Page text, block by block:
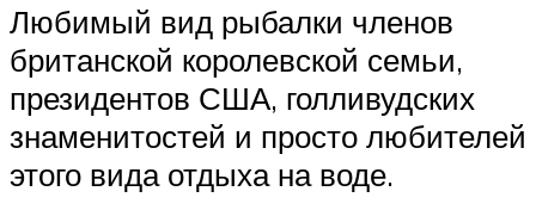
Любимый вид рыбалки членов
британской королевской семьи,
президентов США, голливудских
знаменитостей и просто любителей
этого вида отдыха на воде.